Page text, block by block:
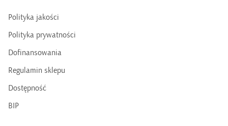
Polityka jakości
Polityka prywatności
Dofinansowania
Regulamin sklepu
Dostępność
BIP